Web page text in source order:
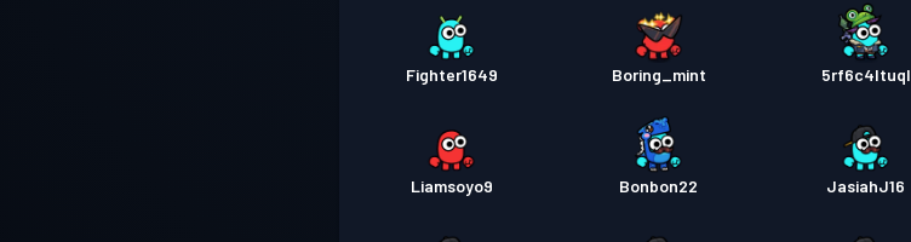
Fighter1649 Boring_mint 5rf6c4ltuql
Liamsoyo9 Bonbon22 JasiahJ16